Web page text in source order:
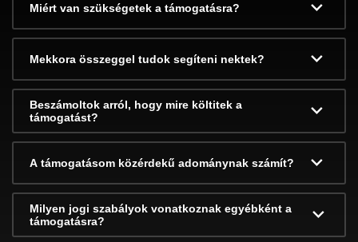
Miért van szükségetek a támogatásra?
Mekkora összeggel tudok segíteni nektek?
Beszámoltok arról, hogy mire költitek a
támogatást?
A támogatásom közérdekű adománynak számít?
Milyen jogi szabályok vonatkoznak egyébként a
támogatásra?